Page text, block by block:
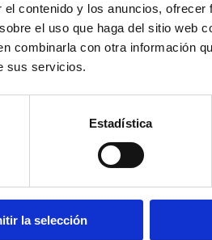
contenido y los anuncios, ofrecer
el uso que haga del sitio web
combinarla con otra información
sus servicios.
Estadística
la selección